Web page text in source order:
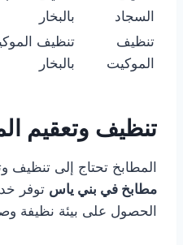
السجاد
بالبخار
تنظيف
الموكيت
تنظيف
بالبخار
تنظيف وتعقيم
المطابخ تحتاج إلى تنظيف
مطابخ في بني ياس توفر
الحصول على بيئة نظيفة